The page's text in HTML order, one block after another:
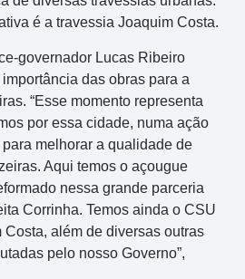
é a travessia Joaquim Costa.
governador Lucas Ribeiro
das obras para a
“Esse momento representa
por essa cidade, numa ação
melhorar a qualidade de
Aqui temos o açougue
nessa grande parceria
Corrinha. Temos ainda o CSU
além de diversas outras
pelo nosso Governo”,